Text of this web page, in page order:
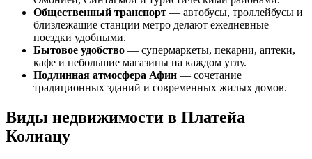
Общественный транспорт — автобусы, троллейбусы и
близлежащие станции метро делают ежедневные
поездки удобными.
Бытовое удобство — супермаркеты, пекарни, аптеки,
кафе и небольшие магазины на каждом углу.
Подлинная атмосфера Афин — сочетание
традиционных зданий и современных жилых домов.
Виды недвижимости в Платейа
Колиацу